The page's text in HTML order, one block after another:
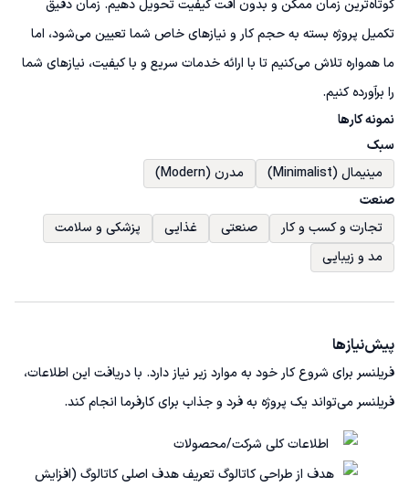
کوتاه‌ترین زمان ممکن و بدون افت کیفیت تحویل دهیم. زمان دقیق
تکمیل پروژه بسته به حجم کار و نیازهای خاص شما تعیین می‌شود، اما
ما همواره تلاش می‌کنیم تا با ارائه خدمات سریع و با کیفیت، نیازهای شما
را برآورده کنیم.
نمونه کارها
سبک
مینیمال (Minimalist)
مدرن (Modern)
صنعت
تجارت و کسب و کار
صنعتی غذایی
پزشکی و سلامت
مد و زیبایی
پیش‌نیاز‌ها
فریلنسر برای شروع کار خود به موارد زیر نیاز دارد. با دریافت این اطلاعات،
فریلنسر می‌تواند یک پروژه به فرد و جذاب برای کارفرما انجام کند.
اطلاعات کلی شرکت/محصولات
هدف از طراحی کاتالوگ تعریف هدف اصلی کاتالوگ (افزایش